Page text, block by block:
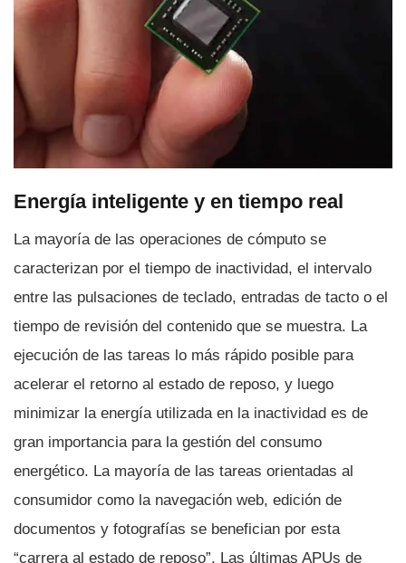
Energí­a inteligente y en tiempo real
La mayorí­a de las operaciones de cómputo se
caracterizan por el tiempo de inactividad, el intervalo
entre las pulsaciones de teclado, entradas de tacto o el
tiempo de revisión del contenido que se muestra. La
ejecución de las tareas lo más rápido posible para
acelerar el retorno al estado de reposo, y luego
minimizar la energí­a utilizada en la inactividad es de
gran importancia para la gestión del consumo
energético. La mayorí­a de las tareas orientadas al
consumidor como la navegación web, edición de
documentos y fotografí­as se benefician por esta
“carrera al estado de reposo”. Las últimas APUs de